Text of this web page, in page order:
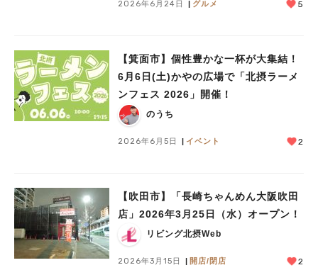
2026年6月24日 グルメ 5
【箕面市】個性豊かな一杯が大集結！
6月6日(土)かやの広場で「北摂ラーメ
ンフェス 2026」開催！
のうち
2026年6月5日 イベント 2
【吹田市】「長崎ちゃんめん大阪吹田
店」2026年3月25日（水）オープン！
リビング北摂Web
2026年3月15日 開店/閉店 2